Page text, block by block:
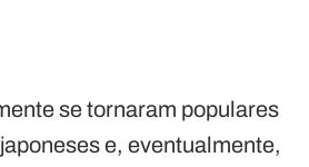
se tornaram populares
e, eventualmente,